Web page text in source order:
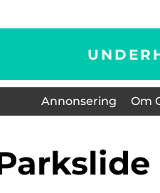
Annonsering Om